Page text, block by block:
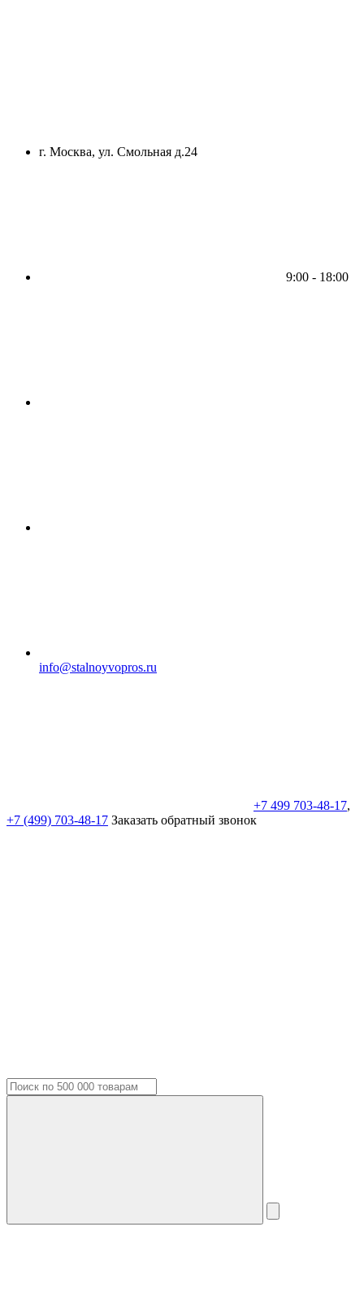
г. Москва, ул. Смольная д.24
9:00 - 18:00
info@stalnoyvopros.ru
+7 499 703-48-17,
+7 (499) 703-48-17 Заказать обратный звонок